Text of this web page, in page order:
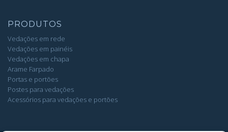
PRODUTOS
Vedações em rede
Vedações em painéis
Vedações em chapa
Arame Farpado
Portas e portões
Postes para vedações
Acessórios para vedações e portões